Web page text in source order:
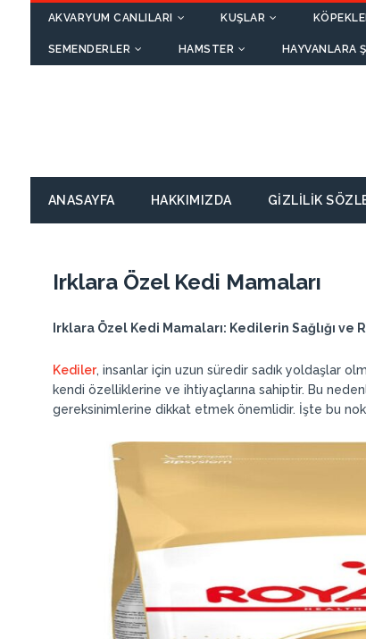
AKVARYUM CANLILARI KUŞLAR
SEMENDERLER HAMSTER HAYVANLARA
ANASAYFA HAKKIMIZDA GIZLILIK
Irklara Özel Kedi Mamaları
Irklara Özel Kedi Mamaları: Kedilerin Sağlığı ve
Kediler, insanlar için uzun süredir sadık yoldaşlar
kendi özelliklerine ve ihtiyaçlarına sahiptir. Bu
gereksinimlerine dikkat etmek önemlidir. İşte bu